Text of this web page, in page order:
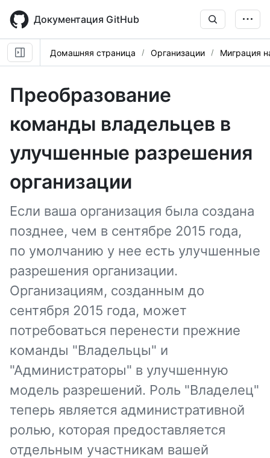
main
content
Документация GitHub
Домашняя страница Организации Миграция
Преобразование
команды владельцев в
улучшенные разрешения
организации
Если ваша организация была создана
позднее, чем в сентябре 2015 года,
по умолчанию у нее есть улучшенные
разрешения организации.
Организациям, созданным до
сентября 2015 года, может
потребоваться перенести прежние
команды "Владельцы" и
"Администраторы" в улучшенную
модель разрешений. Роль "Владелец"
теперь является административной
ролью, которая предоставляется
отдельным участникам вашей